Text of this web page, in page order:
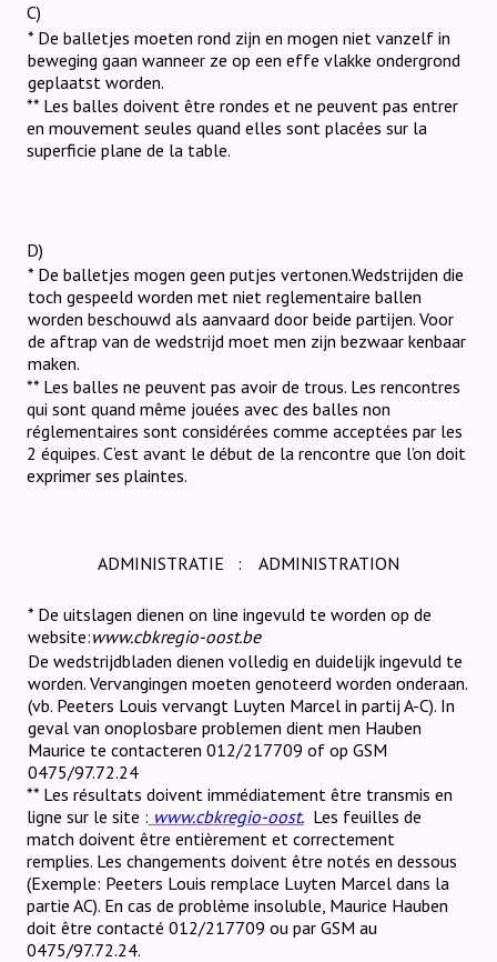
C)
* De balletjes moeten rond zijn en mogen niet vanzelf in
beweging gaan wanneer ze op een effe vlakke ondergrond
geplaatst worden.
** Les balles doivent être rondes et ne peuvent pas entrer
en mouvement seules quand elles sont placées sur la
superficie plane de la table.
D)
* De balletjes mogen geen putjes vertonen.Wedstrijden die
toch gespeeld worden met niet reglementaire ballen
worden beschouwd als aanvaard door beide partijen. Voor
de aftrap van de wedstrijd moet men zijn bezwaar kenbaar
maken.
** Les balles ne peuvent pas avoir de trous. Les rencontres
qui sont quand même jouées avec des balles non
réglementaires sont considérées comme acceptées par les
2 équipes. C’est avant le début de la rencontre que l’on doit
exprimer ses plaintes.
ADMINISTRATIE : ADMINISTRATION
* De uitslagen dienen on line ingevuld te worden op de
website:www.cbkregio-oost.be
De wedstrijdbladen dienen volledig en duidelijk ingevuld te
worden. Vervangingen moeten genoteerd worden onderaan.
(vb. Peeters Louis vervangt Luyten Marcel in partij A-C). In
geval van onoplosbare problemen dient men Hauben
Maurice te contacteren 012/217709 of op GSM
0475/97.72.24
** Les résultats doivent immédiatement être transmis en
ligne sur le site : www.cbkregio-oost. Les feuilles de
match doivent être entièrement et correctement
remplies. Les changements doivent être notés en dessous
(Exemple: Peeters Louis remplace Luyten Marcel dans la
partie AC). En cas de problème insoluble, Maurice Hauben
doit être contacté 012/217709 ou par GSM au
0475/97.72.24.